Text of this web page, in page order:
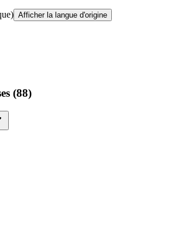
Afficher la langue d'origine
(88)